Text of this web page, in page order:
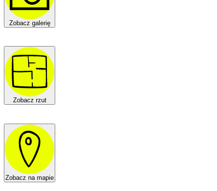
Zobacz galerię
Zobacz rzut
Zobacz na mapie